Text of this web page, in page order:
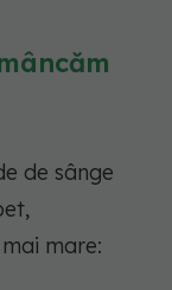
de sânge
mare: